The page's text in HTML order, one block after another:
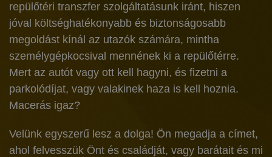
repülőtéri transzfer szolgáltatásunk iránt, hiszen
jóval költséghatékonyabb és biztonságosabb
megoldást kínál az utazók számára, mintha
személygépkocsival mennének ki a repülőtérre.
Mert az autót vagy ott kell hagyni, és fizetni a
parkolódíjat, vagy valakinek haza is kell hoznia.
Macerás igaz?
Velünk egyszerű lesz a dolga! Ön megadja a címet,
ahol felvesszük Önt és családját, vagy barátait és mi